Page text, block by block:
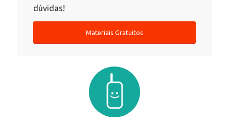
dúvidas!
Materiais Gratuitos